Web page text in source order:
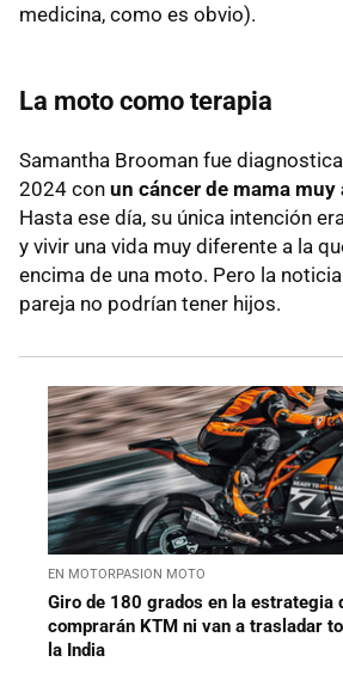
medicina, como es obvio).
La moto como terapia
Samantha Brooman fue
2024 con un cáncer de mama muy
Hasta ese día, su única intención
y vivir una vida muy diferente a la
encima de una moto. Pero la
pareja no podrían tener hijos.
EN MOTORPASION MOTO
Giro de 180 grados en la estrategia
comprarán KTM ni van a trasladar
la India